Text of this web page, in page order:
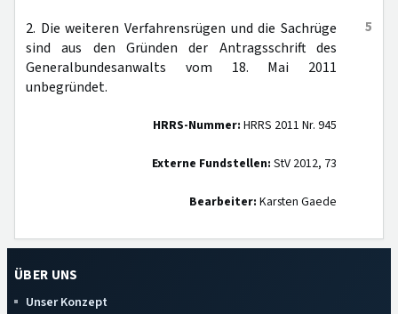
5
2. Die weiteren Verfahrensrügen und die Sachrüge
sind aus den Gründen der Antragsschrift des
Generalbundesanwalts vom 18. Mai 2011
unbegründet.
HRRS-Nummer: HRRS 2011 Nr. 945
Externe Fundstellen: StV 2012, 73
Bearbeiter: Karsten Gaede
ÜBER UNS
Unser Konzept